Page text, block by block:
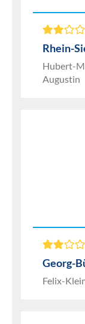
Rhein-
Hubert-
Augustin
Georg-
Felix-